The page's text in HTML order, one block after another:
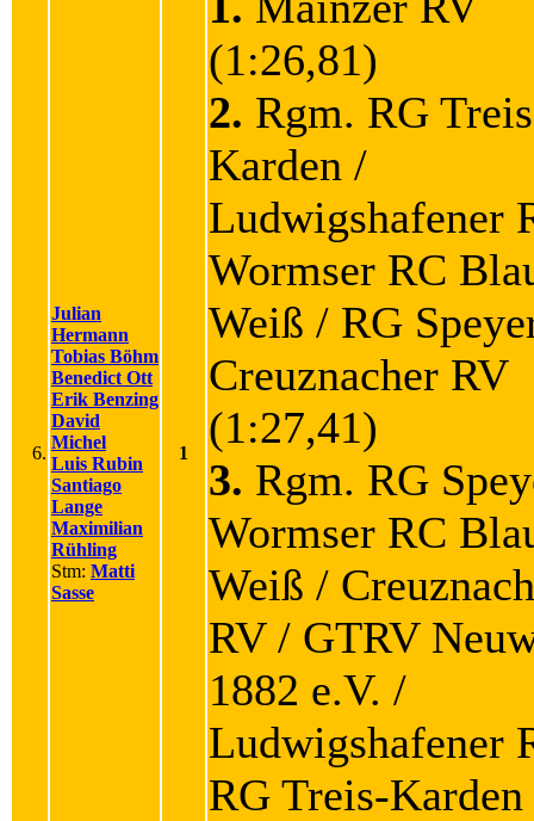
6.
Julian
Hermann
Tobias Böhm
Benedict Ott
Erik Benzing
David
Michel
Luis Rubin
Santiago
Lange
Maximilian
Rühling
Stm: Matti
Sasse
1
(1:26,81)
2. Rgm. RG
Karden /
Ludwigshafener
Wormser RC
Weiß / RG
Creuznacher RV
(1:27,41)
3. Rgm. RG
Wormser RC
Weiß /
RV / GTRV
1882 e.V. /
Ludwigshafener
RG Treis-